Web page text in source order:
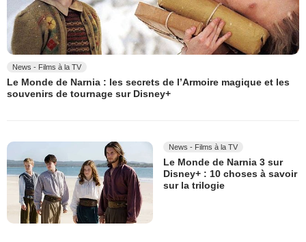
News - Films à la TV
Le Monde de Narnia : les secrets de l’Armoire magique et les
souvenirs de tournage sur Disney+
News - Films à la TV
Le Monde de Narnia 3 sur
Disney+ : 10 choses à savoir
sur la trilogie